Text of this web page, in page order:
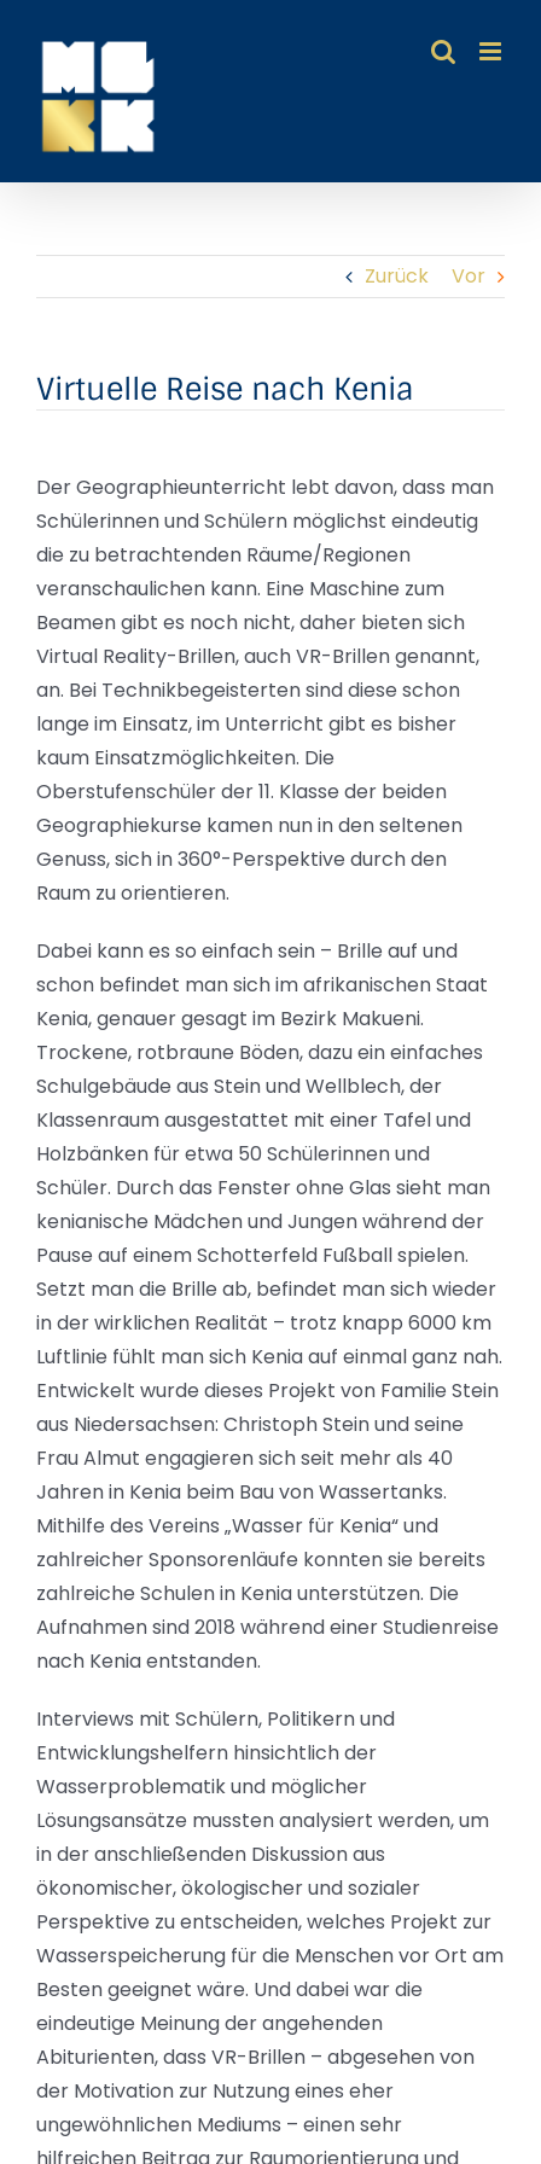
Inhalt
springen
Zurück Vor
Virtuelle Reise nach Kenia
Der Geographieunterricht lebt davon, dass man
Schülerinnen und Schülern möglichst eindeutig
die zu betrachtenden Räume/Regionen
veranschaulichen kann. Eine Maschine zum
Beamen gibt es noch nicht, daher bieten sich
Virtual Reality-Brillen, auch VR-Brillen genannt,
an. Bei Technikbegeisterten sind diese schon
lange im Einsatz, im Unterricht gibt es bisher
kaum Einsatzmöglichkeiten. Die
Oberstufenschüler der 11. Klasse der beiden
Geographiekurse kamen nun in den seltenen
Genuss, sich in 360°-Perspektive durch den
Raum zu orientieren.
Dabei kann es so einfach sein – Brille auf und
schon befindet man sich im afrikanischen Staat
Kenia, genauer gesagt im Bezirk Makueni.
Trockene, rotbraune Böden, dazu ein einfaches
Schulgebäude aus Stein und Wellblech, der
Klassenraum ausgestattet mit einer Tafel und
Holzbänken für etwa 50 Schülerinnen und
Schüler. Durch das Fenster ohne Glas sieht man
kenianische Mädchen und Jungen während der
Pause auf einem Schotterfeld Fußball spielen.
Setzt man die Brille ab, befindet man sich wieder
in der wirklichen Realität – trotz knapp 6000 km
Luftlinie fühlt man sich Kenia auf einmal ganz nah.
Entwickelt wurde dieses Projekt von Familie Stein
aus Niedersachsen: Christoph Stein und seine
Frau Almut engagieren sich seit mehr als 40
Jahren in Kenia beim Bau von Wassertanks.
Mithilfe des Vereins „Wasser für Kenia“ und
zahlreicher Sponsorenläufe konnten sie bereits
zahlreiche Schulen in Kenia unterstützen. Die
Aufnahmen sind 2018 während einer Studienreise
nach Kenia entstanden.
Interviews mit Schülern, Politikern und
Entwicklungshelfern hinsichtlich der
Wasserproblematik und möglicher
Lösungsansätze mussten analysiert werden, um
in der anschließenden Diskussion aus
ökonomischer, ökologischer und sozialer
Perspektive zu entscheiden, welches Projekt zur
Wasserspeicherung für die Menschen vor Ort am
Besten geeignet wäre. Und dabei war die
eindeutige Meinung der angehenden
Abiturienten, dass VR-Brillen – abgesehen von
der Motivation zur Nutzung eines eher
ungewöhnlichen Mediums – einen sehr